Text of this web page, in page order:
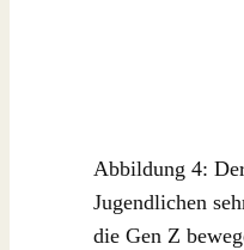
Abbildung 4:
Jugendlichen
die Gen Z